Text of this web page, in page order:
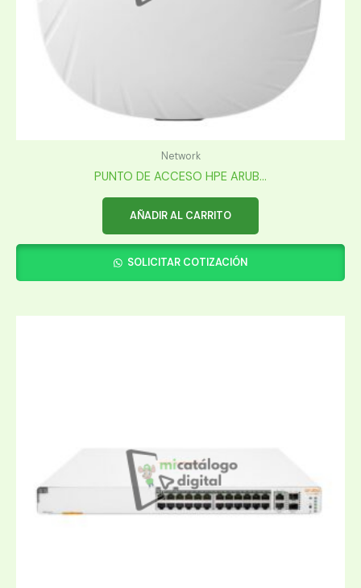
Network
PUNTO DE ACCESO HPE ARUB...
AÑADIR AL CARRITO
SOLICITAR COTIZACIÓN